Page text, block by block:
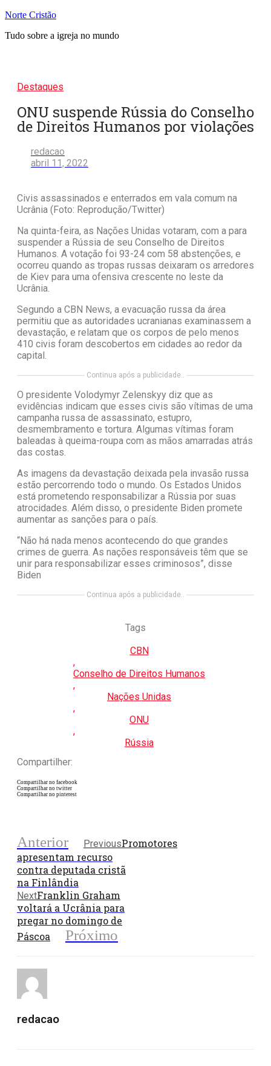
Pular
o
Norte Cristão
Tudo sobre a igreja no mundo
Destaques
ONU suspende Rússia do Conselho
de Direitos Humanos por violações
redacao
abril 11, 2022
Civis assassinados e enterrados em vala comum na
Ucrânia (Foto: Reprodução/Twitter)
Na quinta-feira, as Nações Unidas votaram, com a para
suspender a Rússia de seu Conselho de Direitos
Humanos. A votação foi 93-24 com 58 abstenções, e
ocorreu quando as tropas russas deixaram os arredores
de Kiev para uma ofensiva crescente no leste da
Ucrânia.
Segundo a CBN News, a evacuação russa da área
permitiu que as autoridades ucranianas examinassem a
devastação, e relatam que os corpos de pelo menos
410 civis foram descobertos em cidades ao redor da
capital.
Continua após a publicidade..
O presidente Volodymyr Zelenskyy diz que as
evidências indicam que esses civis são vítimas de uma
campanha russa de assassinato, estupro,
desmembramento e tortura. Algumas vítimas foram
baleadas à queima-roupa com as mãos amarradas atrás
das costas.
As imagens da devastação deixada pela invasão russa
estão percorrendo todo o mundo. Os Estados Unidos
está prometendo responsabilizar a Rússia por suas
atrocidades. Além disso, o presidente Biden promete
aumentar as sanções para o país.
“Não há nada menos acontecendo do que grandes
crimes de guerra. As nações responsáveis têm que se
unir para responsabilizar esses criminosos”, disse
Biden
Continua após a publicidade..
Tags
CBN
,
Conselho de Direitos Humanos
,
Nações Unidas
,
ONU
,
Rússia
Compartilher:
Compartilhar no facebook
Compartilhar no twitter
Compartilhar no pinterest
Anterior PreviousPromotores
apresentam recurso
contra deputada cristã
na Finlândia
NextFranklin Graham
voltará a Ucrânia para
pregar no domingo de
Páscoa
Próximo
redacao